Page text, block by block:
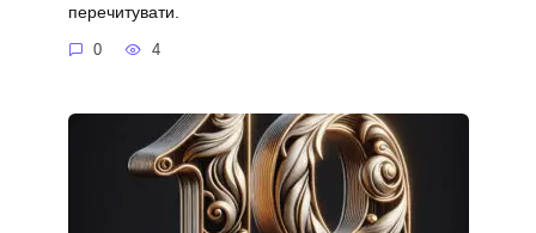
перечитувати.
0 4